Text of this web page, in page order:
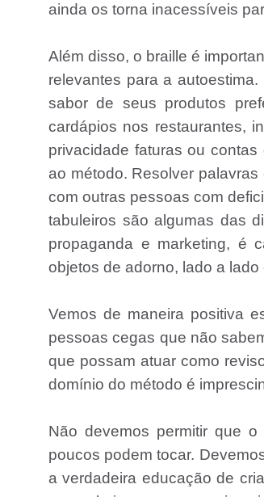
ainda os torna inacessíveis
Além disso, o braille é
relevantes para a
sabor de seus produtos
cardápios nos restaurantes,
privacidade faturas ou
ao método. Resolver
com outras pessoas com
tabuleiros são algumas das
propaganda e marketing, é
objetos de adorno, lado a lado
Vemos de maneira positiva
pessoas cegas que não
que possam atuar como
domínio do método é
Não devemos permitir que
poucos podem tocar.
a verdadeira educação de